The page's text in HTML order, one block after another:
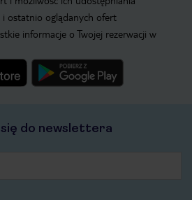
i ostatnio oglądanych ofert
informacje o Twojej rezerwacji w
się do newslettera